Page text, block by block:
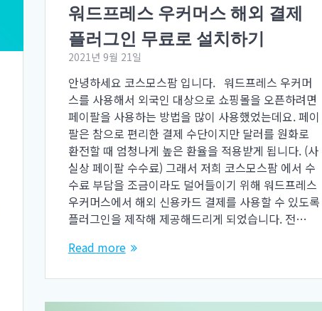
워드프레스 우커머스 해외 결제
플러그인 무료로 설치하기
2021년 9월 21일
안녕하세요 코스모스팜 입니다. 워드프레스 우커머
스를 사용해서 외국인 대상으로 쇼핑몰을 오픈하려면
페이팔을 사용하는 방법을 많이 사용했었는데요. 페이
팔은 참으로 편리한 결제 수단이지만 달러를 원화로
환전할 때 엄청나게 높은 환율을 적용받게 됩니다. (사
실상 페이팔 수수료) 그래서 저희 코스모스팜 에서 수
수료 부담을 조금이라도 덜어들이기 위해 워드프레스
우커머스에서 해외 신용카드 결제를 사용할 수 있도록
플러그인을 제작해 제공해드리게 되었습니다. 전…
Read more